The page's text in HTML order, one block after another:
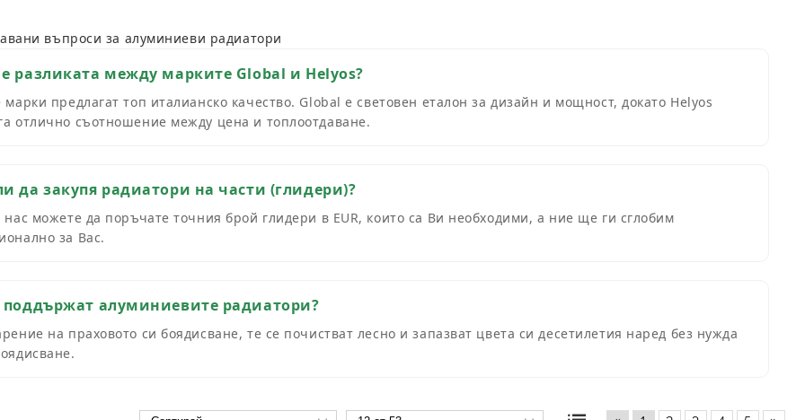
въпроси за алуминиеви радиатори
разликата между марките Global и Helyos?
марки предлагат топ италианско качество. Global е световен еталон за дизайн и мощност, докато Helyos
отлично съотношение между цена и топлоотдаване.
да закупя радиатори на части (глидери)?
можете да поръчате точния брой глидери в EUR, които са Ви необходими, а ние ще ги сглобим
за Вас.
поддържат алуминиевите радиатори?
на праховото си боядисване, те се почистват лесно и запазват цвета си десетилетия наред без нужда